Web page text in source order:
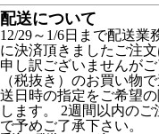
配送について
12/29～1/6日まで配送業
に決済頂きましたご注
申し訳ございませんが
（税抜き）のお買い物
送日時の指定をご希望
します。 2週間以内の
で予めご了承下さい。